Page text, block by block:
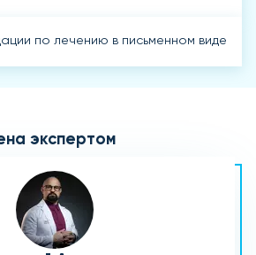
по лечению в письменном виде
экспертом